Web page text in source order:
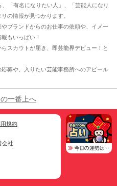
「有名になりたい人」、「芸能人になり
の情報が見つかります。
ブランドからのお仕事の依頼や、イメー
もいっぱい！
スカウトが届き、即芸能界デビュー！と
募や、入りたい芸能事務所へのアピール
一番上へ
規約
会社